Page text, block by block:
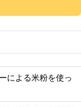
による米粉を使っ